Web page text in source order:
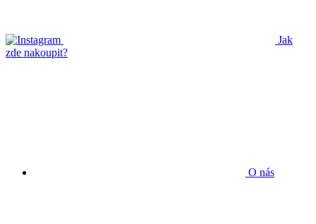
Jak
zde nakoupit?
O nás